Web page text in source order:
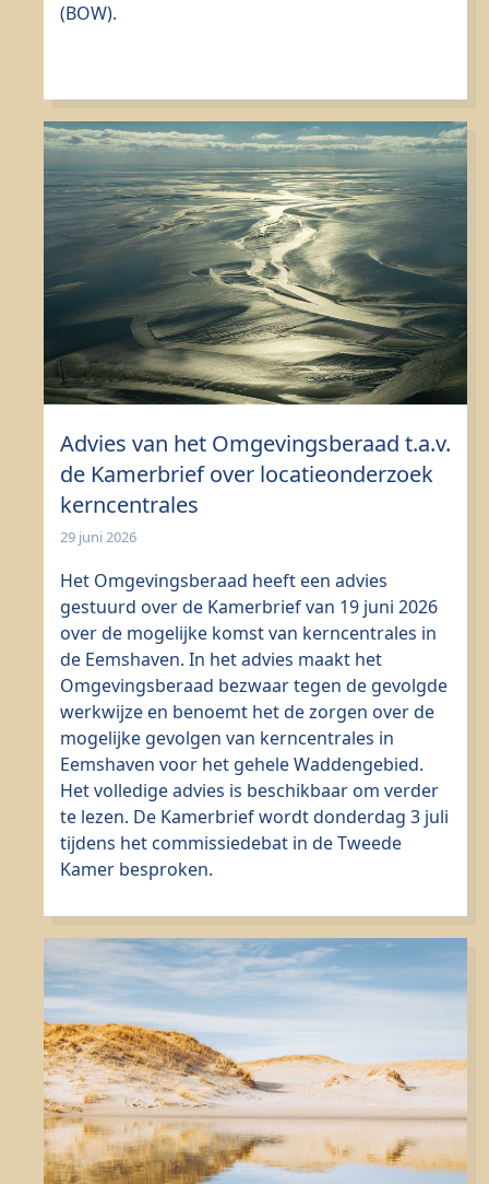
(BOW).
Advies van het Omgevingsberaad t.a.v.
de Kamerbrief over locatieonderzoek
kerncentrales
29 juni 2026
Het Omgevingsberaad heeft een advies
gestuurd over de Kamerbrief van 19 juni 2026
over de mogelijke komst van kerncentrales in
de Eemshaven. In het advies maakt het
Omgevingsberaad bezwaar tegen de gevolgde
werkwijze en benoemt het de zorgen over de
mogelijke gevolgen van kerncentrales in
Eemshaven voor het gehele Waddengebied.
Het volledige advies is beschikbaar om verder
te lezen. De Kamerbrief wordt donderdag 3 juli
tijdens het commissiedebat in de Tweede
Kamer besproken.